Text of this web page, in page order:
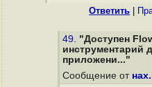
Ответить
49. "Доступен
инструментарий
приложени..."
Сообщение от нах.